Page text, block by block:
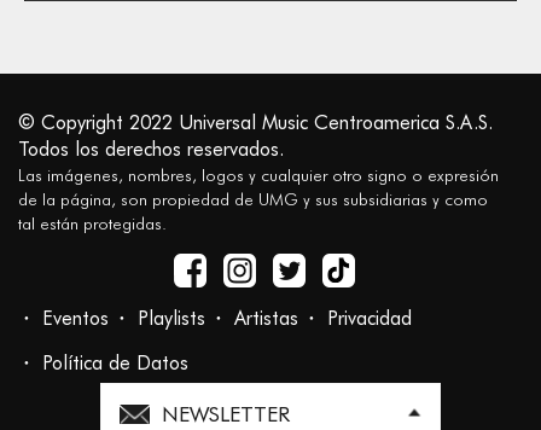
NEWSLETTER
© Copyright 2022 Universal Music Centroamerica S.A.S.
Todos los derechos reservados.
Las imágenes, nombres, logos y cualquier otro signo o expresión
de la página, son propiedad de UMG y sus subsidiarias y como
tal están protegidas.
Eventos Playlists Artistas
Privacidad
Política de Datos